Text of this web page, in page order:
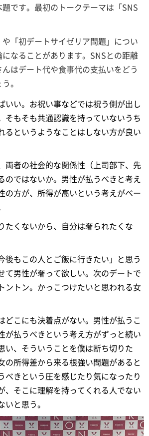
です。最初のトークテーマは「SNS
や「初デートサイゼリア問題」につい
なることがあります。SNSとの距離
はデート代や食事代の支払いをどう
。
いい。お祝い事などでは祝う側が出し
そもそも共通認識を持っていないうち
るというようなことはしない方が良い
両者の社会的な関係性（上司部下、先
のではないか。男性が払うべきと考え
の方が、所得が高いという考えがベー
たくないから、自分は奢られたくな
後もこの人とご飯に行きたい」と思う
て男性が奢って欲しい。次のデートで
ントン。かっこつけたいと思われる女
どこにも決着点がない。男性が払うこ
が払うべきという考え方がずっと続い
い、そういうことを僕は断ち切りた
の所得差から来る根強い問題があると
べきという圧を感じたり気になったり
、そこに理解を持ってくれる人でない
いと思う。